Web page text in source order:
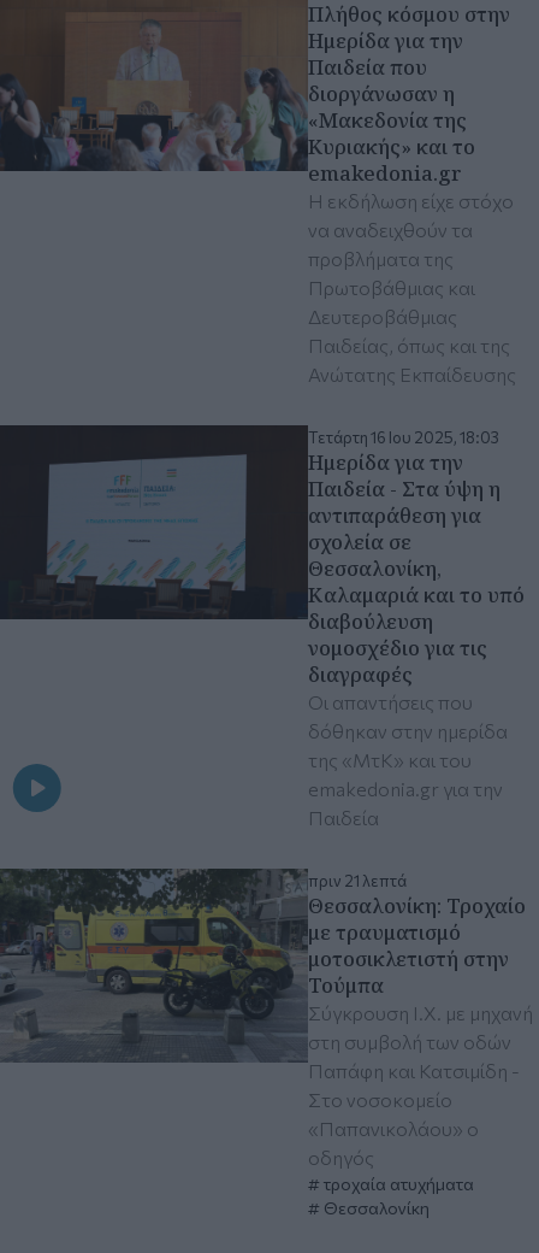
Πλήθος κόσμου στην
Ημερίδα για την
Παιδεία που
διοργάνωσαν η
«Μακεδονία της
Κυριακής» και το
emakedonia.gr
Η εκδήλωση είχε στόχο
να αναδειχθούν τα
προβλήματα της
Πρωτοβάθμιας και
Δευτεροβάθμιας
Παιδείας, όπως και της
Ανώτατης Εκπαίδευσης
Τετάρτη 16 Ιου 2025, 18:03
Ημερίδα για την
Παιδεία - Στα ύψη η
αντιπαράθεση για
σχολεία σε
Θεσσαλονίκη,
Καλαμαριά και το υπό
διαβούλευση
νομοσχέδιο για τις
διαγραφές
Οι απαντήσεις που
δόθηκαν στην ημερίδα
της «ΜτΚ» και του
emakedonia.gr για την
Παιδεία
πριν 21 λεπτά
Θεσσαλονίκη: Τροχαίο
με τραυματισμό
μοτοσικλετιστή στην
Τούμπα
Σύγκρουση Ι.Χ. με μηχανή
στη συμβολή των οδών
Παπάφη και Κατσιμίδη -
Στο νοσοκομείο
«Παπανικολάου» ο
οδηγός
τροχαία ατυχήματα
Θεσσαλονίκη